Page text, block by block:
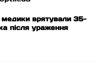
медики врятували 35-
після ураження